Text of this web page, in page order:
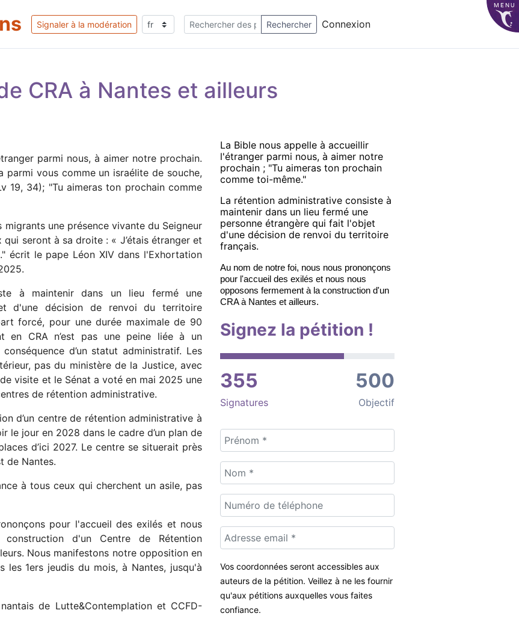
MENU
Signaler à la modération Rechercher Connexion
CRA à Nantes et ailleurs
La Bible nous appelle à accueillir
l'étranger parmi nous, à aimer notre
prochain ; "Tu aimeras ton prochain
comme toi-même."
La rétention administrative consiste à
maintenir dans un lieu fermé une
personne étrangère qui fait l'objet
d'une décision de renvoi du territoire
français.
Au nom de notre foi, nous nous prononçons
pour l'accueil des exilés et nous nous
opposons fermement à la construction d'un
CRA à Nantes et ailleurs.
Signez la pétition !
355
Signatures
500
Objectif
Vos coordonnées seront accessibles aux
auteurs de la pétition. Veillez à ne les fournir
qu'aux pétitions auxquelles vous faites
confiance.
parmi nous, à aimer notre prochain.
parmi vous comme un israélite de souche,
19, 34); "Tu aimeras ton prochain comme
une présence vivante du Seigneur
seront à sa droite : « J’étais étranger et
écrit le pape Léon XIV dans l'Exhortation
à maintenir dans un lieu fermé une
d'une décision de renvoi du territoire
forcé, pour une durée maximale de 90
en CRA n’est pas une peine liée à un
d’un statut administratif. Les
pas du ministère de la Justice, avec
visite et le Sénat a voté en mai 2025 une
de rétention administrative.
d’un centre de rétention administrative à
le jour en 2028 dans le cadre d’un plan de
d’ici 2027. Le centre se situerait près
de Nantes.
à tous ceux qui cherchent un asile, pas
pour l'accueil des exilés et nous
d'un Centre de Rétention
Nous manifestons notre opposition en
les 1ers jeudis du mois, à Nantes, jusqu'à
de Lutte&Contemplation et CCFD-